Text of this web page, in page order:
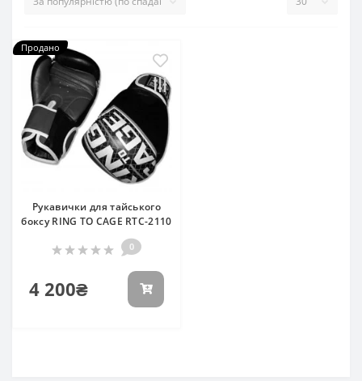
Продано
Рукавички для тайського
боксу RING TO CAGE RTC-2110
0
4 200₴